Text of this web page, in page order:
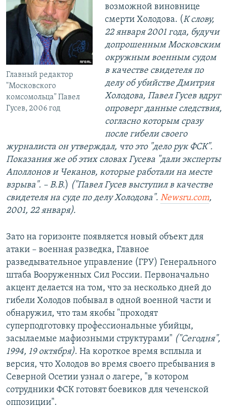
Главный редактор
"Московского
комсомольца" Павел
Гусев, 2006 год
возможной виновнице
смерти Холодова. (К слову,
22 января 2001 года, будучи
допрошенным Московским
окружным военным судом
в качестве свидетеля по
делу об убийстве Дмитрия
Холодова, Павел Гусев вдруг
опроверг данные следствия,
согласно которым сразу
после гибели своего
журналиста он утверждал, что это "дело рук ФСК".
Показания же об этих словах Гусева "дали эксперты
Аполлонов и Чеканов, которые работали на месте
взрыва". – В.В.) ("Павел Гусев выступил в качестве
свидетеля на суде по делу Холодова". Newsru.com,
2001, 22 января).
Зато на горизонте появляется новый объект для
атаки – военная разведка, Главное
разведывательное управление (ГРУ) Генерального
штаба Вооруженных Сил России. Первоначально
акцент делается на том, что за несколько дней до
гибели Холодов побывал в одной военной части и
обнаружил, что там якобы "проходят
суперподготовку профессиональные убийцы,
засылаемые мафиозными структурами" ("Сегодня",
1994, 19 октября). На короткое время всплыла и
версия, что Холодов во время своего пребывания в
Северной Осетии узнал о лагере, "в котором
сотрудники ФСК готовят боевиков для чеченской
оппозиции".